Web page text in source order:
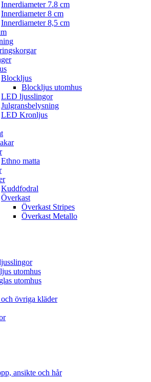
Innerdiameter 7.8 cm
Innerdiameter 8 cm
Innerdiameter 8,5 cm
Blockljus
Blockljus utomhus
LED ljusslingor
Julgransbelysning
LED Kronljus
Ethno matta
Kuddfodral
Överkast
Överkast Stripes
Överkast Metallo
utomhus
utomhus
övriga kläder
ansikte och hår